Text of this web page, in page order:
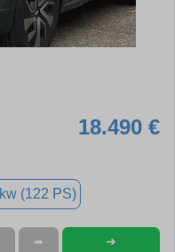
18.490 €
(122 PS)
➦ ➜